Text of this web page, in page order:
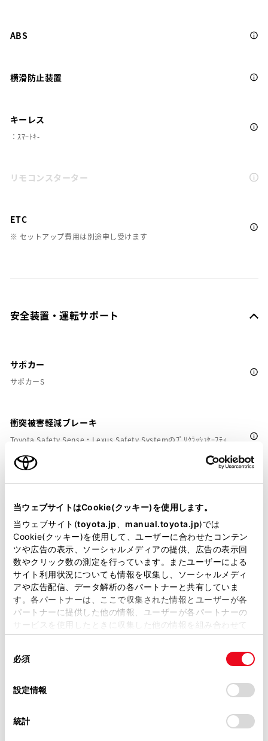
当ウェブサイトはCookie(クッキー)を使用します。
当ウェブサイト(toyota.jp manual.toyota.jp)では
Cookie(クッキー)を使用して、ユーザーに合わせたコンテン
ツや広告の表示、ソーシャルメディアの提供、広告の表示回
数やクリック数の測定を行っています。またユーザーによる
サイト利用状況についても情報を収集し、ソーシャルメディ
アや広告配信、データ解析の各パートナーと共有していま
す。各パートナーは、ここで収集された情報とユーザーが各
パートナーに提供した他の情報、ユーザーが各パートナーの
サービスを使用したときに収集した他の情報を組み合わせて
使用することがあります。当ウェブサイトの使用を続行する
デバイスにすべてのCookie(クッキー)が保存されることに同
意したことになります。Cookie(クッキー)のオプトアウト、
設定の変更、同意を撤回したりするにあたっては、当社の
「Cookie（クッキー）情報の取り扱いについて
」をご覧くだ
必須
設定情報
統計
ABS
横滑防止装置
キーレス
：ｽﾏｰﾄｷ-
リモコンスターター
ETC
※ セットアップ費用は別途申し受けます
安全装置・運転サポート
サポカー
サポカーS
衝突被害軽減ブレーキ
Toyota Safety Sense・Lexus Safety Systemのﾌﾟﾘｸﾗｯｼｭｾｰﾌﾃｨ
クルーズコントロール
先進ライト
ブラインドスポットモニター（後側方検知）
ドライブレコーダー
ペダル踏み間違い急発進抑制装置